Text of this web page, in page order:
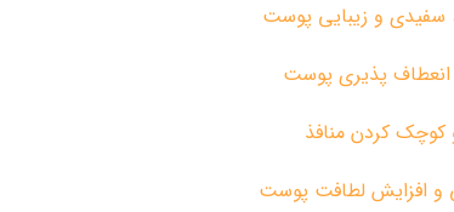
سفیدی و زیبایی پوست
انعطاف پذیری پوست
کوچک کردن منافذ
و افزایش لطافت پوست